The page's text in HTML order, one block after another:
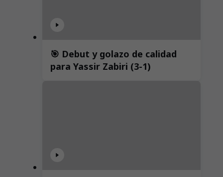
🎯 Debut y golazo de calidad
para Yassir Zabiri (3-1)